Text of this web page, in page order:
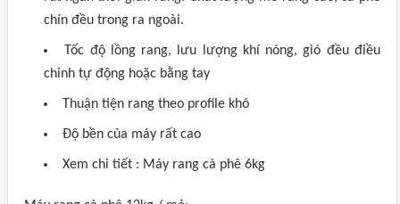
chín đều trong ra ngoài.
Tốc độ lồng rang, lưu lượng khí nóng, gió đều điều
chỉnh tự động hoặc bằng tay
Thuận tiện rang theo profile khó
Độ bền của máy rất cao
Xem chi tiết : Máy rang cà phê 6kg